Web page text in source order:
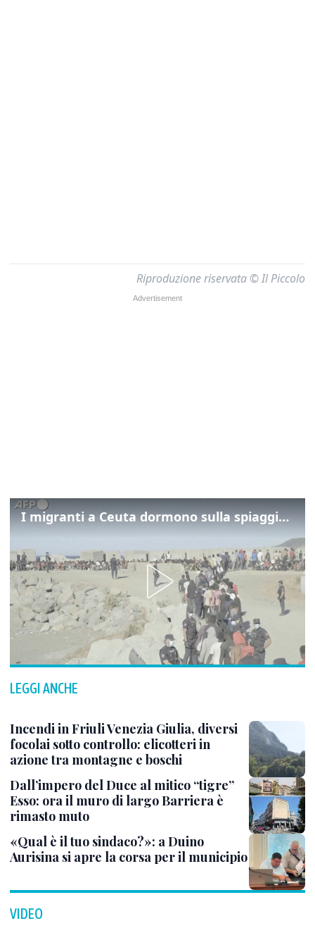
Riproduzione riservata © Il Piccolo
I migranti a Ceuta dormono sulla spiaggia: "Vogliamo entrare in Europa"
LEGGI ANCHE
Incendi in Friuli Venezia Giulia, diversi
focolai sotto controllo: elicotteri in
azione tra montagne e boschi
Dall’impero del Duce al mitico “tigre”
Esso: ora il muro di largo Barriera è
rimasto muto
«Qual è il tuo sindaco?»: a Duino
Aurisina si apre la corsa per il municipio
VIDEO